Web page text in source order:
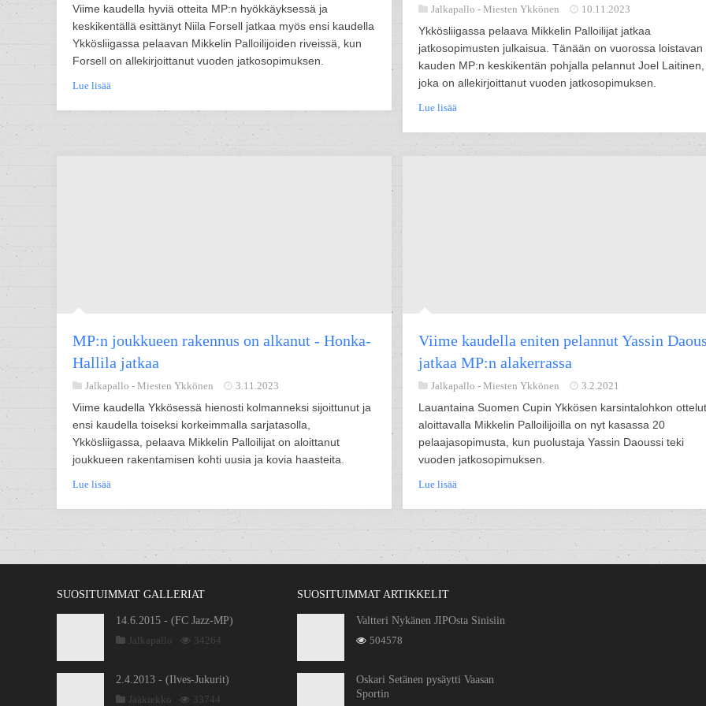
Viime kaudella hyviä otteita MP:n hyökkäyksessä ja
keskikentällä esittänyt Niila Forsell jatkaa myös ensi kaudella
Ykkösliigassa pelaavan Mikkelin Palloilijoiden riveissä, kun
Forsell on allekirjoittanut vuoden jatkosopimuksen.
Lue lisää
Jalkapallo - Miesten Ykkönen 10.11.2023
Ykkösliigassa pelaava Mikkelin Palloilijat jatkaa
jatkosopimusten julkaisua. Tänään on vuorossa loistavan
kauden MP:n keskikentän pohjalla pelannut Joel Laitinen,
joka on allekirjoittanut vuoden jatkosopimuksen.
Lue lisää
MP:n joukkueen rakennus on alkanut - Honka-
Hallila jatkaa
Jalkapallo - Miesten Ykkönen 3.11.2023
Viime kaudella Ykkösessä hienosti kolmanneksi sijoittunut ja
ensi kaudella toiseksi korkeimmalla sarjatasolla,
Ykkösliigassa, pelaava Mikkelin Palloilijat on aloittanut
joukkueen rakentamisen kohti uusia ja kovia haasteita.
Lue lisää
Viime kaudella eniten pelannut Yassin
jatkaa MP:n alakerrassa
Jalkapallo - Miesten Ykkönen 3.2.2021
Lauantaina Suomen Cupin Ykkösen karsintalohkon ottelut
aloittavalla Mikkelin Palloilijoilla on nyt kasassa 20
pelaajasopimusta, kun puolustaja Yassin Daoussi teki
vuoden jatkosopimuksen.
Lue lisää
SUOSITUIMMAT GALLERIAT
14.6.2015 - (FC Jazz-MP)
Jalkapallo
34264
2.4.2013 - (Ilves-Jukurit)
Jääkiekko
33744
SUOSITUIMMAT ARTIKKELIT
Valtteri Nykänen JIPOsta Sinisiin
504578
Oskari Setänen pysäytti Vaasan
Sportin